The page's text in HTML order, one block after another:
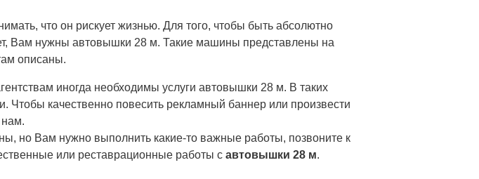
что он рискует жизнью. Для того, чтобы быть абсолютно
Вам нужны автовышки 28 м. Такие машины представлены на
описаны.
иногда необходимы услуги автовышки 28 м. В таких
Чтобы качественно повесить рекламный баннер или произвести
нам.
но Вам нужно выполнить какие-то важные работы, позвоните к
или реставрационные работы с автовышки 28 м.